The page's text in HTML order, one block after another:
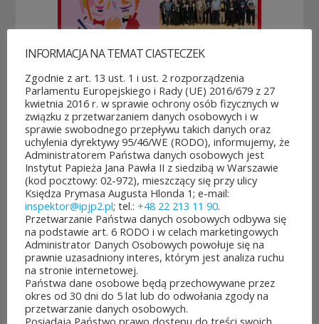
Rozpoczęło
się
w Budżeci...
3
sierpnia&8b44p;2026
Jubileuszowe
XXV
Polski Duch...
10
lipca&7b19p;2026
POZOSTAŁE AKTUALNOŚCI
INFORMACJA NA TEMAT CIASTECZEK
Zgodnie z art. 13 ust. 1 i ust. 2 rozporządzenia
Parlamentu Europejskiego i Rady (UE) 2016/679 z 27
kwietnia 2016 r. w sprawie ochrony osób fizycznych w
związku z przetwarzaniem danych osobowych i w
sprawie swobodnego przepływu takich danych oraz
uchylenia dyrektywy 95/46/WE (RODO), informujemy, że
Administratorem Państwa danych osobowych jest
Instytut Papieża Jana Pawła II z siedzibą w Warszawie
(kod pocztowy: 02-972), mieszczący się przy ulicy
Księdza Prymasa Augusta Hlonda 1; e-mail:
inspektor@ipjp2.pl; tel.: +48 22 213 11 90.
Przetwarzanie Państwa danych osobowych odbywa się
na podstawie art. 6 RODO i w celach marketingowych
Administrator Danych Osobowych powołuje się na
prawnie uzasadniony interes, którym jest analiza ruchu
na stronie internetowej.
Państwa dane osobowe będą przechowywane przez
okres od 30 dni do 5 lat lub do odwołania zgody na
przetwarzanie danych osobowych.
Posiadają Państwo prawo dostępu do treści swoich